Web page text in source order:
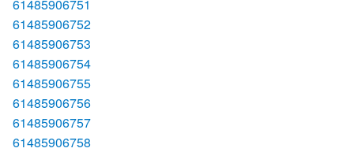
61485906751
61485906752
61485906753
61485906754
61485906755
61485906756
61485906757
61485906758